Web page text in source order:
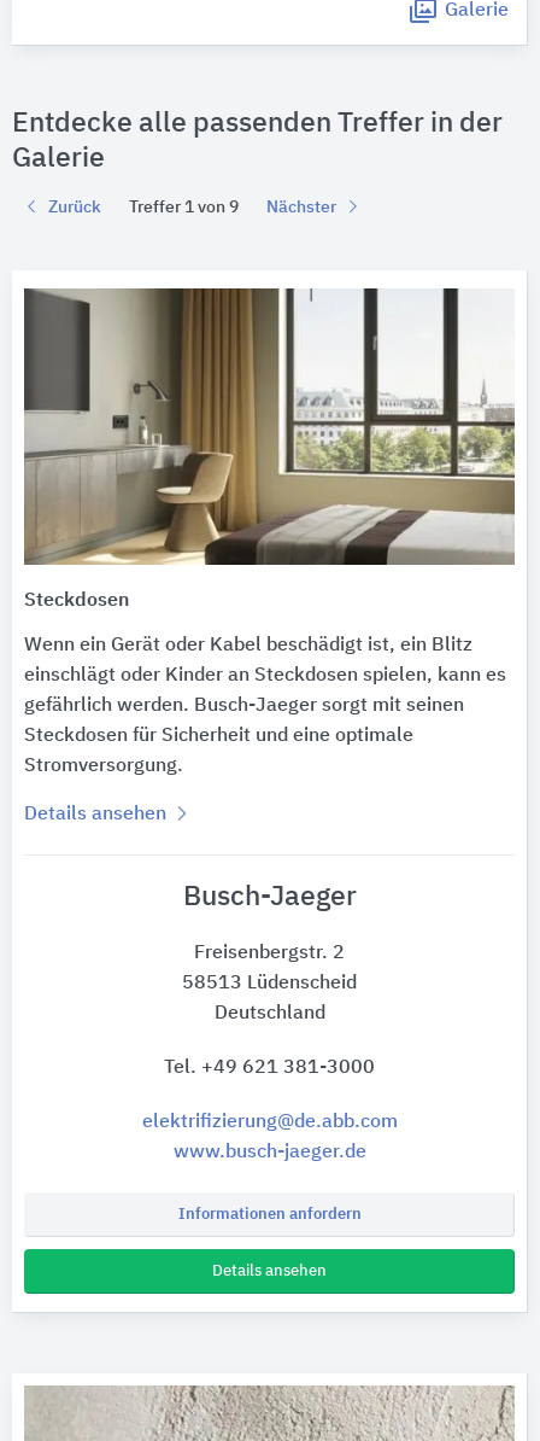
Galerie
Entdecke alle passenden Treffer in der
Galerie
Zurück Treffer 1 von 9 Nächster
Steckdosen
Wenn ein Gerät oder Kabel beschädigt ist, ein Blitz
einschlägt oder Kinder an Steckdosen spielen, kann es
gefährlich werden. Busch-Jaeger sorgt mit seinen
Steckdosen für Sicherheit und eine optimale
Stromversorgung.
Details ansehen
Busch-Jaeger
Freisenbergstr. 2
58513 Lüdenscheid
Deutschland
Tel. +49 621 381-3000
elektrifizierung@de.abb.com
www.busch-jaeger.de
Informationen anfordern
Details ansehen